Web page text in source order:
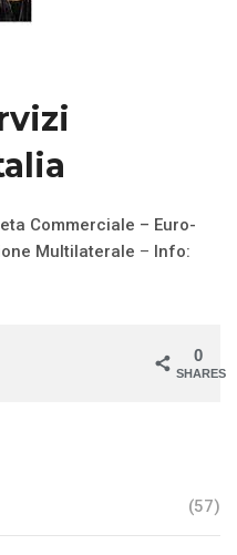
Commerciale – Euro-
Multilaterale – Info:
0
SHARES
(57)